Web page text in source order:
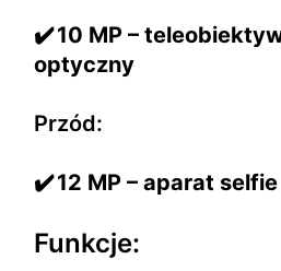
✔️10 MP –
optyczny
Przód:
✔️12 MP – aparat selfie
Funkcje: